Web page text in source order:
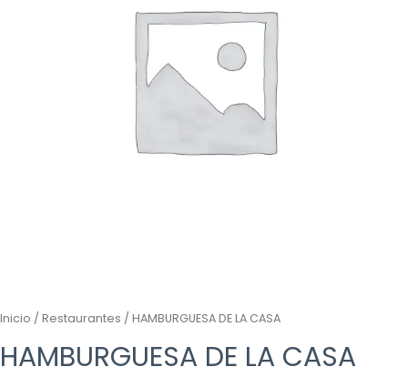
Inicio / Restaurantes / HAMBURGUESA DE LA CASA
HAMBURGUESA DE LA CASA